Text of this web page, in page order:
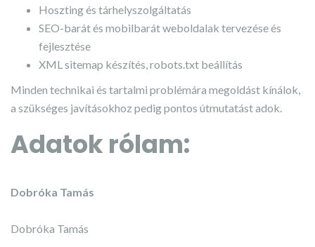
Hoszting és tárhelyszolgáltatás
SEO-barát és mobilbarát weboldalak tervezése és
fejlesztése
XML sitemap készítés, robots.txt beállítás
Minden technikai és tartalmi problémára megoldást kínálok,
a szükséges javításokhoz pedig pontos útmutatást adok.
Adatok rólam:
Dobróka Tamás
Dobróka Tamás